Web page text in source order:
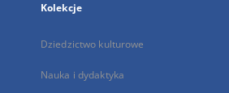
Kolekcje
Dziedzictwo kulturowe
Nauka i dydaktyka